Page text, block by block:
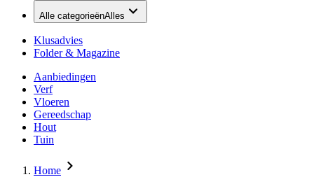
Alle categorieënAlles
Klusadvies
Folder & Magazine
Aanbiedingen
Verf
Vloeren
Gereedschap
Hout
Tuin
Home